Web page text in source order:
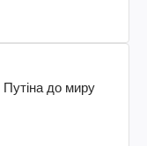
до миру